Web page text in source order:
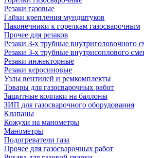
Резаки газовые
Гайки крепления мундштуков
Наконечники к горелкам газосварочным
Прочее для резаков
Резаки 3-х трубные внутриголовочного
Резаки 3-х трубные внутрисоплового
Резаки инжекторные
Резаки керосиновые
Узлы вентилей и ремкомплекты
Товары для газосварочных работ
Защитные колпаки на баллоны
ЗИП для газосварочного оборудования
Клапаны
Кожухи на манометры
Манометры
Подогреватели газа
Прочее для газосварочных работ